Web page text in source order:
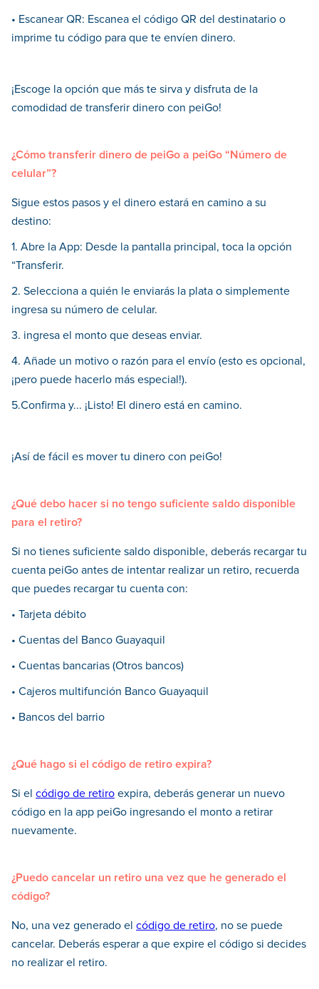
• Escanear QR: Escanea el código QR del destinatario o
imprime tu código para que te envíen dinero.
¡Escoge la opción que más te sirva y disfruta de la
comodidad de transferir dinero con peiGo!
¿Cómo transferir dinero de peiGo a peiGo “Número de
celular”?
Sigue estos pasos y el dinero estará en camino a su
destino:
1. Abre la App: Desde la pantalla principal, toca la opción
“Transferir.
2. Selecciona a quién le enviarás la plata o simplemente
ingresa su número de celular.
3. ingresa el monto que deseas enviar.
4. Añade un motivo o razón para el envío (esto es opcional,
¡pero puede hacerlo más especial!).
5️.Confirma y... ¡Listo! El dinero está en camino.
¡Así de fácil es mover tu dinero con peiGo!
¿Qué debo hacer si no tengo suficiente saldo disponible
para el retiro?
Si no tienes suficiente saldo disponible, deberás recargar tu
cuenta peiGo antes de intentar realizar un retiro, recuerda
que puedes recargar tu cuenta con:
• Tarjeta débito
• Cuentas del Banco Guayaquil
• Cuentas bancarias (Otros bancos)
• Cajeros multifunción Banco Guayaquil
• Bancos del barrio
¿Qué hago si el código de retiro expira?
Si el código de retiro expira, deberás generar un nuevo
código en la app peiGo ingresando el monto a retirar
nuevamente.
¿Puedo cancelar un retiro una vez que he generado el
código?
No, una vez generado el código de retiro, no se puede
cancelar. Deberás esperar a que expire el código si decides
no realizar el retiro.